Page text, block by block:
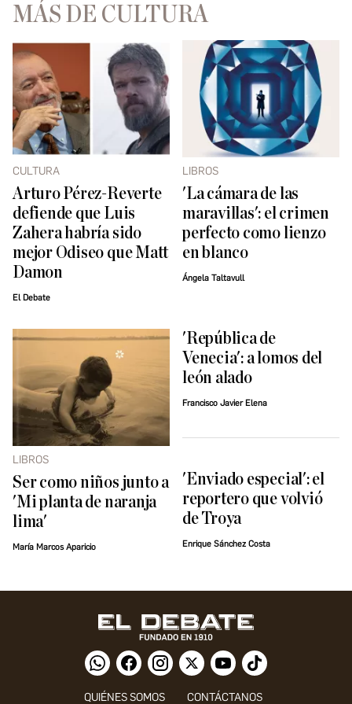
MÁS DE CULTURA
CULTURA
Arturo Pérez-Reverte
defiende que Luis
Zahera habría sido
mejor Odiseo que Matt
Damon
El Debate
LIBROS
'La cámara de las
maravillas': el crimen
perfecto como lienzo
en blanco
Ángela Taltavull
LIBROS
Ser como niños junto a
'Mi planta de naranja
lima'
María Marcos Aparicio
'República de
Venecia': a lomos del
león alado
Francisco Javier Elena
'Enviado especial': el
reportero que volvió
de Troya
Enrique Sánchez Costa
QUIÉNES SOMOS CONTÁCTANOS